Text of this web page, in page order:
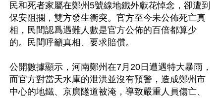
民和死者家屬在鄭州5號線地鐵外獻花悼念，卻遭到
保安阻攔，雙方發生衝突。官方至今未公佈死亡真
相，民間認爲遇難人數是官方公佈的百倍都算少
的。民間呼籲真相、要求賠償。
公開數據顯示，河南鄭州在7月20日遭遇特大暴雨，
而官方對當天水庫的泄洪並沒有預警，造成鄭州市
中心的地鐵、京廣隧道被淹，導致嚴重人員傷亡、